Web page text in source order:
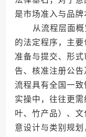
是市场准入与品牌
从流程层面概
的法定程序，主
准备与提交、形
告、核准注册公
流程具有全国一
实操中，往往更
叶、竹产品）、
意设计与类别规